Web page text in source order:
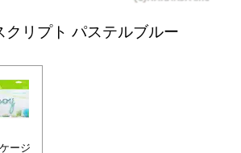
クリプト パステルブルー
ージ